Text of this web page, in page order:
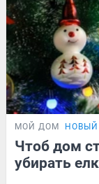
МОЙ ДОМ НОВЫЙ
Чтоб дом
убирать